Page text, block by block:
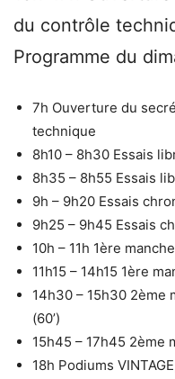
du contrôle
Programme du
7h Ouverture du
technique
8h10 – 8h30 Essais
8h35 – 8h55 Essais
9h – 9h20 Essais
9h25 – 9h45 Essais
10h – 11h 1ère
11h15 – 14h15 1ère
14h30 – 15h30 2ème
(60’)
15h45 – 17h45 2ème
18h Podiums